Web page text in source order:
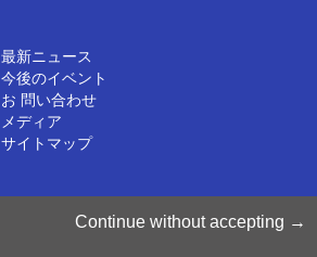
最新ニュース
今後のイベント
お 問い合わせ
メディア
サイトマップ
©2025 Luxinnovation GIE
Continue without accepting